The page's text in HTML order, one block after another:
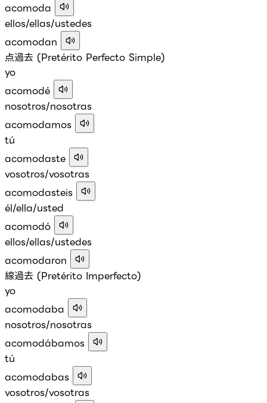
acomoda
ellos/ellas/ustedes
acomodan
点過去 (Pretérito Perfecto Simple)
yo
acomodé
nosotros/nosotras
acomodamos
tú
acomodaste
vosotros/vosotras
acomodasteis
él/ella/usted
acomodó
ellos/ellas/ustedes
acomodaron
線過去 (Pretérito Imperfecto)
yo
acomodaba
nosotros/nosotras
acomodábamos
tú
acomodabas
vosotros/vosotras